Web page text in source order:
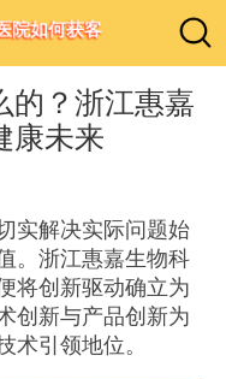
院如何获客
的？浙江惠嘉
康未来
实解决实际问题始
。浙江惠嘉生物科
将创新驱动确立为
创新与产品创新为
术引领地位。